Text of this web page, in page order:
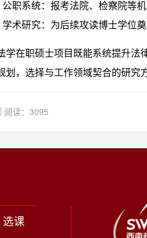
公职系统：报考法院、检察院等
学术研究：为后续攻读博士学位奠
学在职硕士项目既能系统提升法
划，选择与工作领域契合的研究
阅读：3095
选课